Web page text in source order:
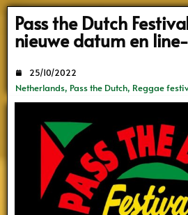
Pass the Dutch
nieuwe datum en
Netherlands, Pass the Dutch, Reggae
25/10/2022